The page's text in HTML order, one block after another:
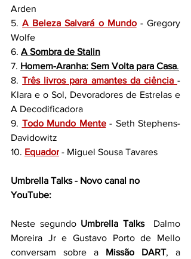
Arden
5. A Beleza Salvará o Mundo - Gregory
Wolfe
6. A Sombra de Stalin
7. Homem-Aranha: Sem Volta para Casa.
8. Três livros para amantes da ciência
Klara e o Sol, Devoradores de Estrelas e
A Decodificadora
9. Todo Mundo Mente - Seth Stephens-
Davidowitz
10. Equador - Miguel Sousa Tavares
Umbrella Talks - Novo canal no
YouTube:
Neste segundo Umbrella Talks
  Dalmo
Moreira Jr e Gustavo Porto de Mello
conversam sobre a Missão DART, a